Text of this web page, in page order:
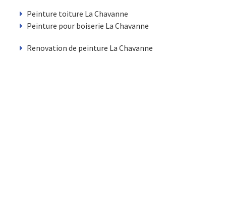
Peinture toiture La Chavanne
Peinture pour boiserie La Chavanne
Renovation de peinture La Chavanne